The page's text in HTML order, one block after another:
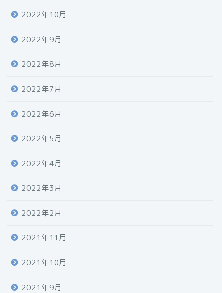
2022年10月
2022年9月
2022年8月
2022年7月
2022年6月
2022年5月
2022年4月
2022年3月
2022年2月
2021年11月
2021年10月
2021年9月